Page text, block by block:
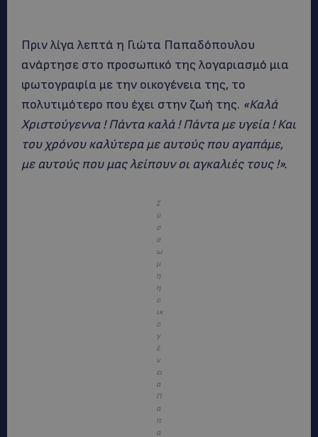
Πριν λίγα λεπτά η Γιώτα Παπαδόπουλου
ανάρτησε στο προσωπικό της λογαριασμό μια
φωτογραφία με την οικογένεια της, το
πολυτιμότερο που έχει στην ζωή της. «Καλά
Χριστούγεννα ! Πάντα καλά ! Πάντα με υγεία ! Και
του χρόνου καλύτερα με αυτούς που αγαπάμε,
με αυτούς που μας λείπουν οι αγκαλιές τους !».
Σ
ύ
σ
σ
ω
μ
η
η
ο
ικ
ο
γ
έ
ν
ει
α
Π
α
π
α